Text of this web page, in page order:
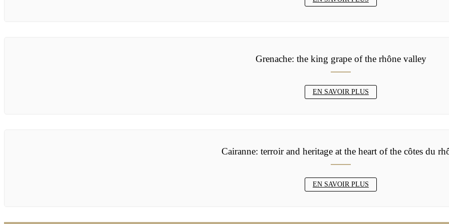
Grenache: the king grape of the rhône valley
EN SAVOIR PLUS
Cairanne: terroir and heritage at the heart of the côtes du
EN SAVOIR PLUS